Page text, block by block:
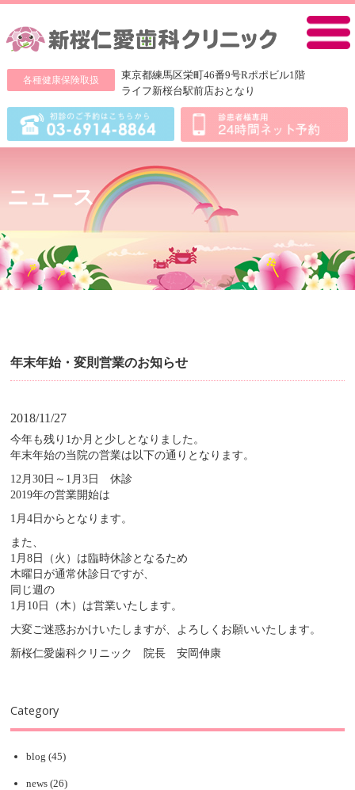
各種健康保険取扱
東京都練馬区栄町46番9号Rポポビル1階
ライフ新桜台駅前店おとなり
ニュース
年末年始・変則営業のお知らせ
2018/11/27
今年も残り1か月と少しとなりました。
年末年始の当院の営業は以下の通りとなります。
12月30日～1月3日 休診
2019年の営業開始は
1月4日からとなります。
また、
1月8日（火）は臨時休診となるため
木曜日が通常休診日ですが、
同じ週の
1月10日（木）は営業いたします。
大変ご迷惑おかけいたしますが、よろしくお願いいたします。
新桜仁愛歯科クリニック 院長 安岡伸康
Category
blog (45)
news (26)